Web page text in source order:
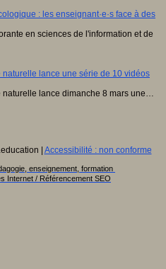
: les enseignant·e·s face à des
en sciences de l'information et de
naturelle lance une série de 10 vidéos
lance dimanche 8 mars une…
| Accessibilité : non conforme
enseignement, formation
Internet / Référencement SEO